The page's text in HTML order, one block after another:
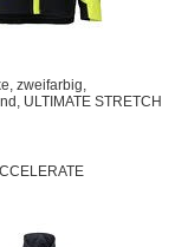
zweifarbig,
ULTIMATE STRETCH